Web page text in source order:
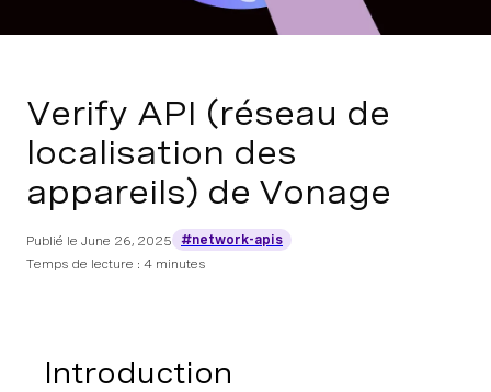
Verify API (réseau de
localisation des
appareils) de Vonage
Publié le June 26, 2025
#network-apis
Temps de lecture : 4 minutes
Introduction